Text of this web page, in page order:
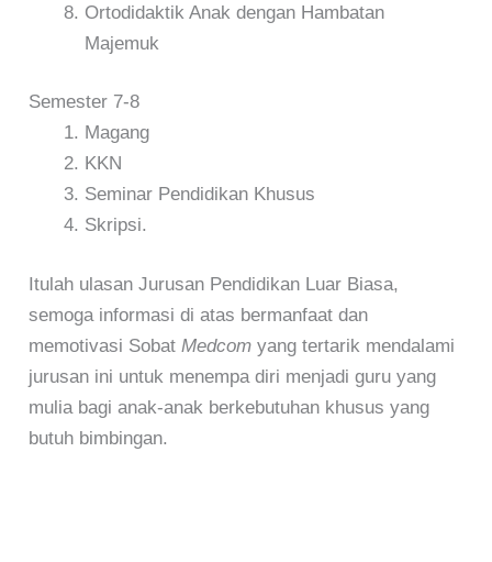
Ortodidaktik Anak dengan Hambatan
Majemuk
Semester 7-8
Magang
KKN
Seminar Pendidikan Khusus
Skripsi.
Itulah ulasan Jurusan Pendidikan Luar Biasa,
semoga informasi di atas bermanfaat dan
memotivasi SobatMedcom yang tertarik mendalami
jurusan ini untuk menempa diri menjadi guru yang
mulia bagi anak-anak berkebutuhan khusus yang
butuh bimbingan.